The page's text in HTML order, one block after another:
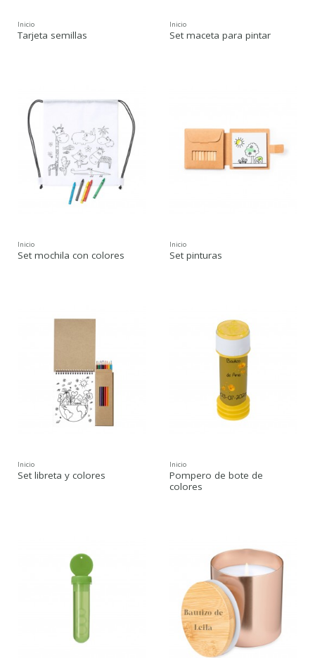
Inicio
Tarjeta semillas
Inicio
Set maceta para pintar
Inicio
Set mochila con colores
Inicio
Set pinturas
Inicio
Set libreta y colores
Inicio
Pompero de bote de
colores